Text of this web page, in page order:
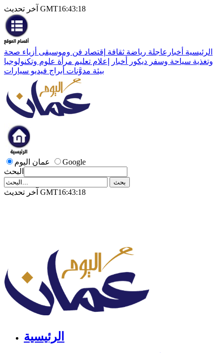
آخر تحديث GMT16:43:18
الرئيسية أخبارعاجلة رياضة ثقافة إقتصاد فن وموسيقى أزياء صحة
وتغذية سياحة وسفر ديكور أخبار إعلام تعليم مرأة علوم وتكنولوجيا
بيئة مدوَّنات أبراج فيديو سيارات
عمان اليوم
Google
البحث
آخر تحديث GMT16:43:18
الرئيسية